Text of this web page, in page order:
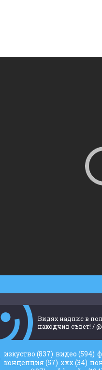
Видях надпис в
находчив съвет! /
изкуство (837) видео (594)
концепция (57) ххх(34)